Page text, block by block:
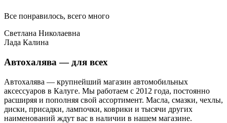
Все понравилось, всего много
Светлана Николаевна
Лада Калина
Автохалява — для всех
Автохалява — крупнейший магазин автомобильных
аксессуаров в Калуге. Мы работаем с 2012 года, постоянно
расширяя и пополняя свой ассортимент. Масла, смазки, чехлы,
диски, присадки, лампочки, коврики и тысячи других
наименований ждут вас в наличии в нашем магазине.